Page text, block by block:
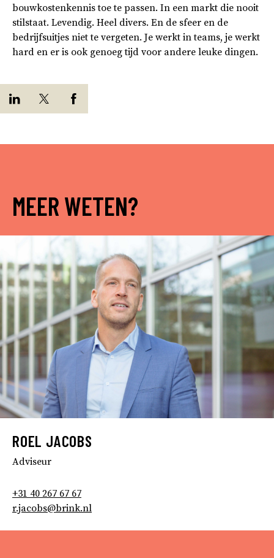
bouwkostenkennis toe te passen. In een markt die nooit
stilstaat. Levendig. Heel divers. En de sfeer en de
bedrijfsuitjes niet te vergeten. Je werkt in teams, je werkt
hard en er is ook genoeg tijd voor andere leuke dingen.
MEER WETEN?
ROEL JACOBS
Adviseur
+31 40 267 67 67
r.jacobs@brink.nl